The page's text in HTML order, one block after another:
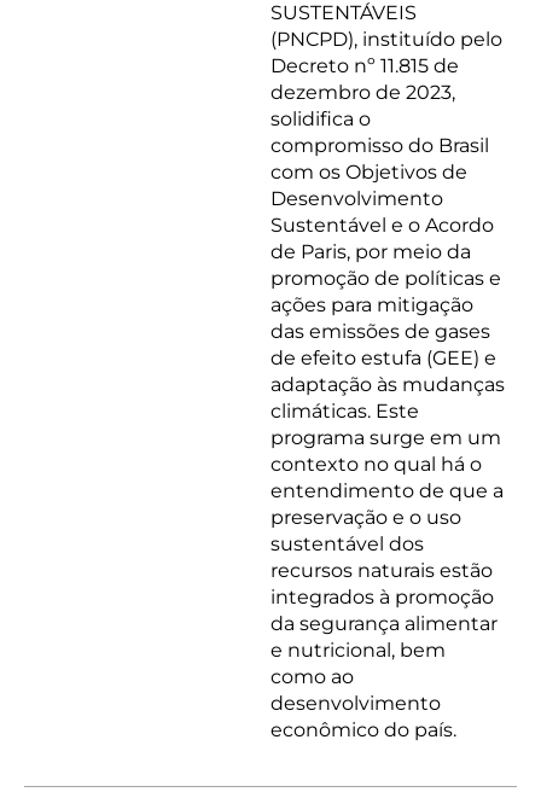
SUSTENTÁVEIS
(PNCPD), instituído pelo
Decreto nº 11.815 de
dezembro de 2023,
solidifica o
compromisso do Brasil
com os Objetivos de
Desenvolvimento
Sustentável e o Acordo
de Paris, por meio da
promoção de políticas e
ações para mitigação
das emissões de gases
de efeito estufa (GEE) e
adaptação às mudanças
climáticas. Este
programa surge em um
contexto no qual há o
entendimento de que a
preservação e o uso
sustentável dos
recursos naturais estão
integrados à promoção
da segurança alimentar
e nutricional, bem
como ao
desenvolvimento
econômico do país.